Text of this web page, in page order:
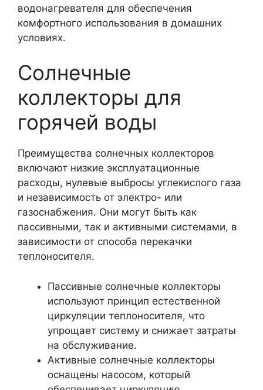
водонагревателя для обеспечения
комфортного использования в домашних
условиях.
Солнечные
коллекторы для
горячей воды
Преимущества солнечных коллекторов
включают низкие эксплуатационные
расходы, нулевые выбросы углекислого газа
и независимость от электро- или
газоснабжения. Они могут быть как
пассивными, так и активными системами, в
зависимости от способа перекачки
теплоносителя.
Пассивные солнечные коллекторы
используют принцип естественной
циркуляции теплоносителя, что
упрощает систему и снижает затраты
на обслуживание.
Активные солнечные коллекторы
оснащены насосом, который